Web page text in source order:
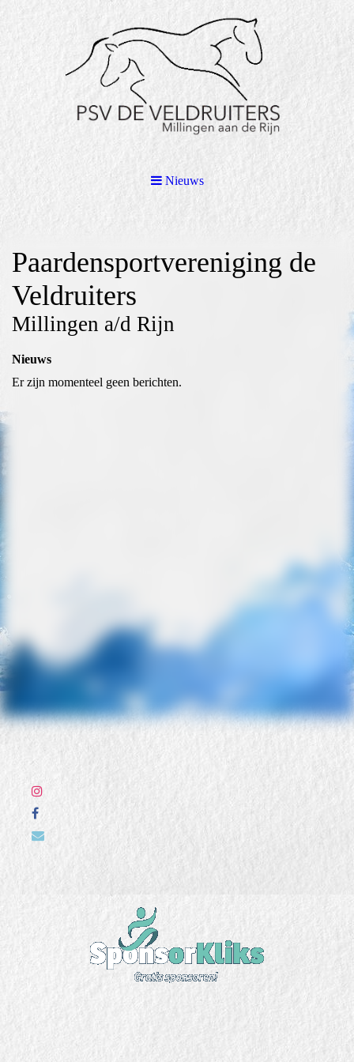
Nieuws
Paardensportvereniging de
Veldruiters
Millingen a/d Rijn
Nieuws
Er zijn momenteel geen berichten.